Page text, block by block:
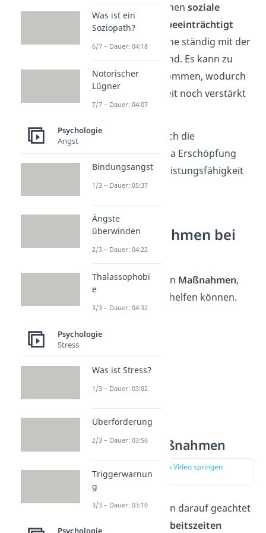
Darüber hinaus können soziale
Beziehungen stark beeinträchtigt
werden, da Betroffene ständig mit der
Arbeit beschäftigt sind. Es kann zu
sozialer Isolation
kommen, wodurch
die Flucht in die Arbeit noch verstärkt
werden kann.
Langfristig flacht auch die
Arbeitsleistung ab, da Erschöpfung
und Krankheit die Leistungsfähigkeit
beeinträchtigen.
Gegenmaßnahmen bei
Arbeitssucht
Es gibt eine Reihe von Maßnahmen,
die bei Arbeitssucht helfen können.
Präventive Maßnahmen
zur Stelle im Video springen
(03:30)
Vorbeugend kann darauf geachtet
werden,
feste Arbeitszeiten
Was ist ein
Soziopath?
6/7 – Dauer: 04:18
Notorischer
Lügner
7/7 – Dauer: 04:07
Psychologie
Angst
Bindungsangst
1/3 – Dauer: 05:37
Ängste
überwinden
2/3 – Dauer: 04:22
Thalassophobi
e
3/3 – Dauer: 04:32
Psychologie
Stress
Was ist Stress?
1/3 – Dauer: 03:02
Überforderung
2/3 – Dauer: 03:56
Triggerwarnun
g
3/3 – Dauer: 03:10
Psychologie